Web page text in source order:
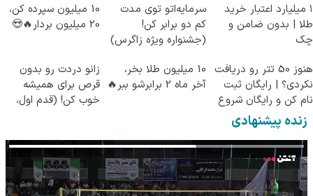
۱ میلیارد اعتبار خرید
طلا | بدون ضامن و
چک
سرمایه‌اتو توی مدت
کم دو برابر کن!
(جشنواره ویژه زاگرس)
10 میلیون سپرده کن،
20 میلیون بردار🔥😍
هنوز 50 تتر رو دریافت
نکردی؟ | رایگان ثبت
نام کن و رایگان شروع
کن!
10 میلیون طلا بخر،
آخر ماه 2 برابرشو ببر🔥
زانو دردت رو بدون
قرص برای همیشه
خوب کن! (قدم اول،
زنده پیشنهادی